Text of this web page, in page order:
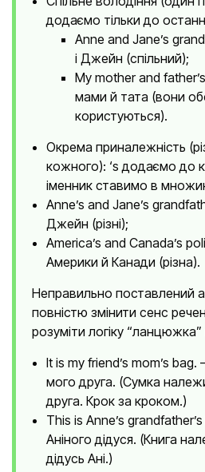
додаємо тільки до
Anne and Jane’s
і Джейн (спільний);
My mother and
мами й тата (вони
користуються).
Окрема приналежність
кожного): ‘s додаємо до
іменник ставимо в
Anne’s and Jane’s
Джейн (різні);
America’s and Canada’s
Америки й Канади (різна).
Неправильно поставлений
повністю змінити сенс
розуміти логіку “ланцюжка”
It is my friend’s mom’s
мого друга. (Сумка
друга. Крок за кроком.)
This is Anne’s
Аніного дідуся. (Книга
дідусь Ані.)